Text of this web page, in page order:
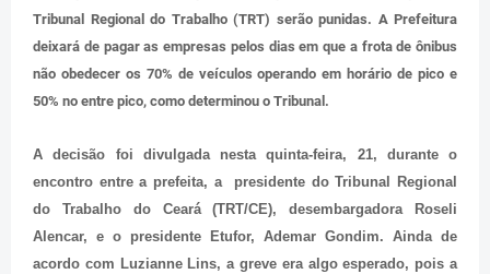
Tribunal Regional do Trabalho (TRT) serão punidas. A Prefeitura
deixará de pagar as empresas pelos dias em que a frota de ônibus
não obedecer os 70% de veículos operando em horário de pico e
50% no entre pico, como determinou o Tribunal.
A decisão foi divulgada nesta quinta-feira, 21, durante o
encontro entre a prefeita, a presidente do Tribunal Regional
do Trabalho do Ceará (TRT/CE), desembargadora Roseli
Alencar, e o presidente Etufor, Ademar Gondim. Ainda de
acordo com Luzianne Lins, a greve era algo esperado, pois a